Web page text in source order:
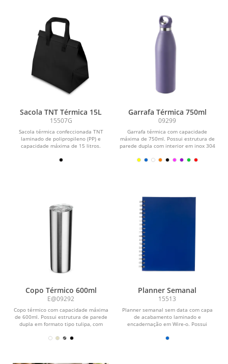
Sacola TNT Térmica 15L
15507G
Sacola térmica confeccionada TNT
laminado de polipropileno (PP) e
capacidade máxima de 15 litros.
Garrafa Térmica 750ml
09299
Garrafa térmica com capacidade
máxima de 750ml. Possui estrutura de
parede dupla com interior em inox 304
Copo Térmico 600ml
E@09292
Copo térmico com capacidade máxima
de 600ml. Possui estrutura de parede
dupla em formato tipo tulipa, com
Planner Semanal
15513
Planner semanal sem data com capa
de acabamento laminado e
encadernação em Wire-o. Possui